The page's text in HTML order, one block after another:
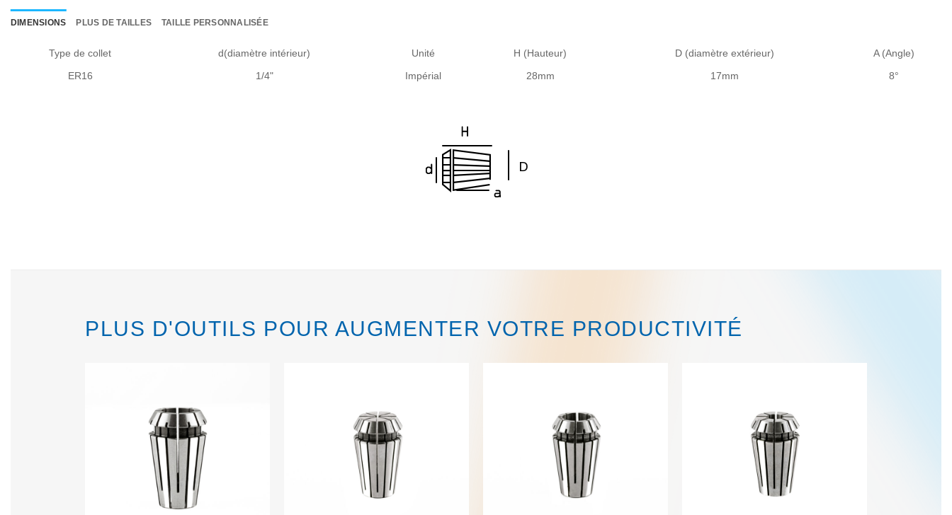
DIMENSIONS PLUS DE TAILLES TAILLE PERSONNALISÉE
Type de collet d(diamètre intérieur) Unité H (Hauteur) D (diamètre extérieur)
A (Angle)
ER16
1/4" Impérial 28mm 17mm 8°
PLUS D'OUTILS POUR AUGMENTER VOTRE PRODUCTIVITÉ